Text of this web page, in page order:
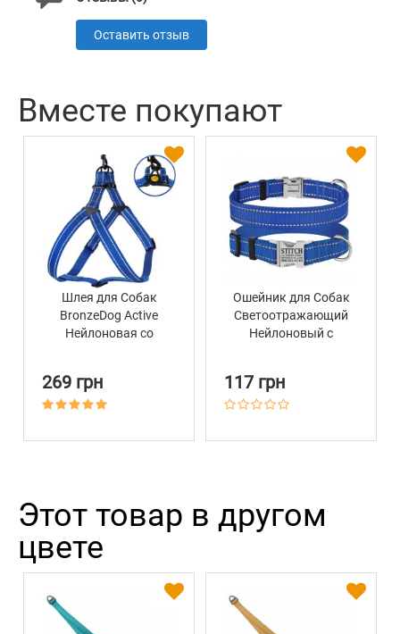
Оставить отзыв
Вместе покупают
Шлея для Собак
BronzeDog Active
Нейлоновая со
269 грн
Ошейник для Собак
Светоотражающий
Нейлоновый с
Active Синий
117 грн
Этот товар в другом
цвете